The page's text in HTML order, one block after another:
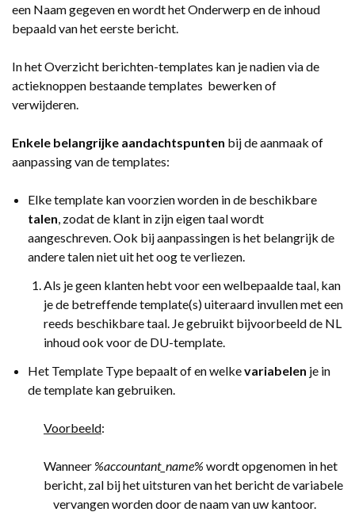
een Naam gegeven en wordt het Onderwerp en de inhoud
bepaald van het eerste bericht.
In het Overzicht berichten-templates kan je nadien via de
actieknoppen bestaande templates bewerken of
verwijderen.
Enkele belangrijke aandachtspunten bij de aanmaak of
aanpassing van de templates:
Elke template kan voorzien worden in de beschikbare
talen zodat de klant in zijn eigen taal wordt
aangeschreven. Ook bij aanpassingen is het belangrijk de
andere talen niet uit het oog te verliezen.
Als je geen klanten hebt voor een welbepaalde taal, kan
je de betreffende template(s) uiteraard invullen met een
reeds beschikbare taal. Je gebruikt bijvoorbeeld de NL
inhoud ook voor de DU-template.
Het Template Type bepaalt of en welkevariabelen je in
de template kan gebruiken.
Voorbeeld:
Wanneer %accountant_name% wordt opgenomen in het
bericht, zal bij het uitsturen van het bericht de variabele
vervangen worden door de naam van uw kantoor.